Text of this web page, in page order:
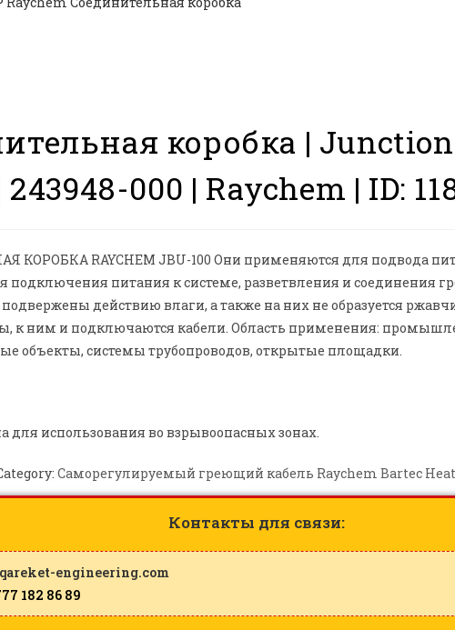
коробка | Junction
243948-000 | Raychem | ID:
КОРОБКА RAYCHEM JBU-100 Они применяются для подвода
подключения питания к системе, разветвления и соединения
действию влаги, а также на них не образуется
к ним и подключаются кабели. Область применения:
объекты, системы трубопроводов, открытые площадки.
для использования во взрывоопасных зонах.
Саморегулируемый греющий кабель Raychem Bartec
Контакты для связи:
engineering.com
182 86 89